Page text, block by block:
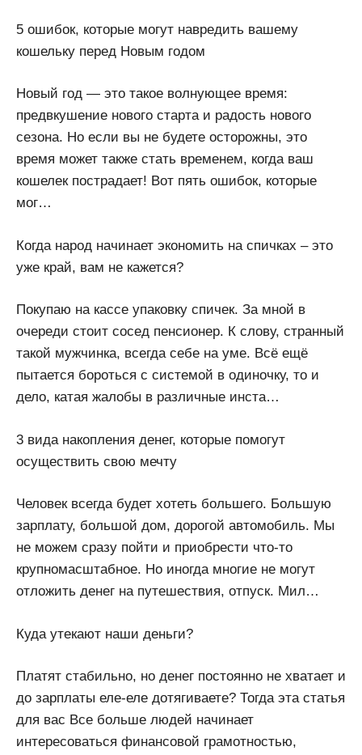
5 ошибок, которые могут навредить вашему
кошельку перед Новым годом
Новый год — это такое волнующее время:
предвкушение нового старта и радость нового
сезона. Но если вы не будете осторожны, это
время может также стать временем, когда ваш
кошелек пострадает! Вот пять ошибок, которые
мог…
Когда народ начинает экономить на спичках – это
уже край, вам не кажется?
Покупаю на кассе упаковку спичек. За мной в
очереди стоит сосед пенсионер. К слову, странный
такой мужчинка, всегда себе на уме. Всё ещё
пытается бороться с системой в одиночку, то и
дело, катая жалобы в различные инста…
3 вида накопления денег, которые помогут
осуществить свою мечту
Человек всегда будет хотеть большего. Большую
зарплату, большой дом, дорогой автомобиль. Мы
не можем сразу пойти и приобрести что-то
крупномасштабное. Но иногда многие не могут
отложить денег на путешествия, отпуск. Мил…
Куда утекают наши деньги?
Платят стабильно, но денег постоянно не хватает и
до зарплаты еле-еле дотягиваете? Тогда эта статья
для вас Все больше людей начинает
интересоваться финансовой грамотностью,